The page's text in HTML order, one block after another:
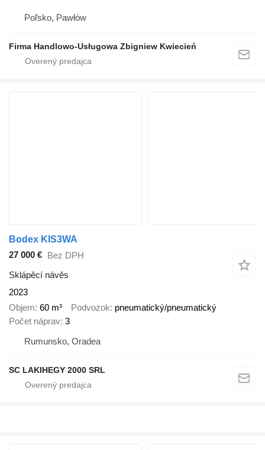
Poľsko, Pawłów
Firma Handlowo-Usługowa Zbigniew Kwiecień
Bodex KIS3WA
27 000 € Bez DPH
Sklápěcí návěs
2023
Objem 60 m³ Podvozok pneumatický/pneumatický
Počet náprav 3
Rumunsko, Oradea
SC LAKIHEGY 2000 SRL